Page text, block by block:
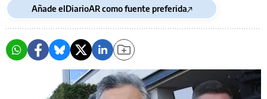
Añade elDiarioAR como fuente preferida